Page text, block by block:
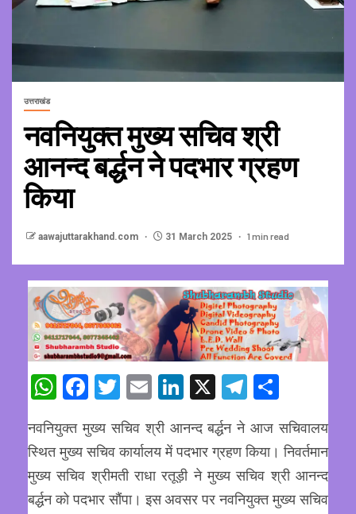
उत्तराखंड
नवनियुक्त मुख्य सचिव श्री
आनन्द बर्द्धन ने पदभार ग्रहण
किया
aawajuttarakhand.com 31 March 2025 1 min read
WhatsApp
Facebook
Twitter
EmailLinkedIn
X Telegram
नवनियुक्त मुख्य सचिव श्री आनन्द बर्द्धन ने आज सचिवालय
स्थित मुख्य सचिव कार्यालय में पदभार ग्रहण किया। निवर्तमान
मुख्य सचिव श्रीमती राधा रतूड़ी ने मुख्य सचिव श्री आनन्द
बर्द्धन को पदभार सौंपा। इस अवसर पर नवनियुक्त मुख्य सचिव